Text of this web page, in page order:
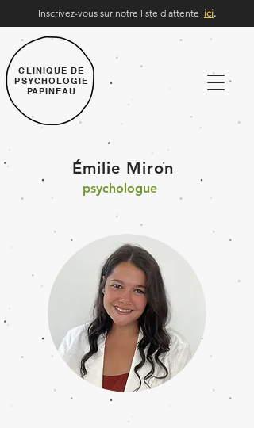
Inscrivez-vous sur notre liste d'attente ici.
CLINIQUE DE
PSYCHOLOGIE
PAPINEAU
Émilie Miron
psychologue